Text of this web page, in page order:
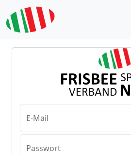
E-Mail
Passwort